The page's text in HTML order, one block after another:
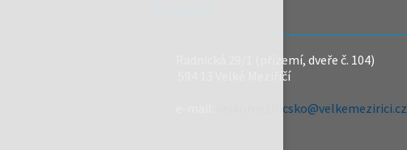
Radnická 29/1 (přízemí, dveře č. 104)
594 13 Velké Meziříčí
velkomeziricsko@velkemezirici.cz